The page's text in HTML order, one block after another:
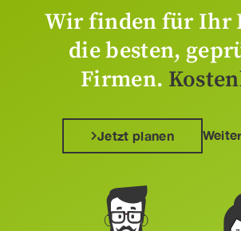
Wir finden für Ihr
die besten,
Firmen.
Jetzt planen